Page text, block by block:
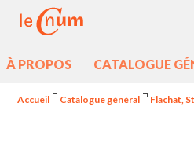
À PROPOS CATALOGUE
Accueil Catalogue général Flachat,